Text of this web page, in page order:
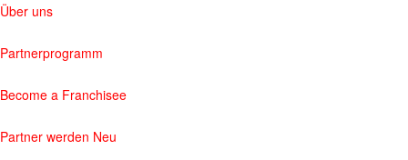
Über uns
Partnerprogramm
Become a Franchisee
Partner werden Neu